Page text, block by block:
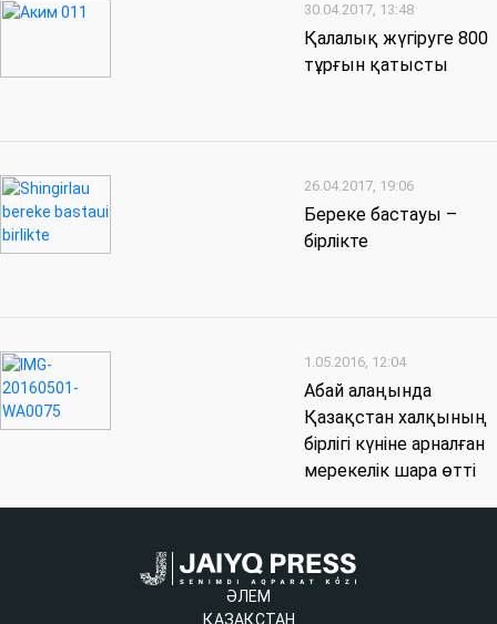
30.04.2017, 13:48
Қалалық жүгіруге 800
тұрғын қатысты
26.04.2017, 19:06
Береке бастауы –
бірлікте
1.05.2016, 12:04
Абай алаңында
Қазақстан халқының
бірлігі күніне арналған
мерекелік шара өтті
ӘЛЕМ
ҚАЗАҚСТАН